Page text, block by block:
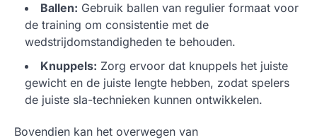
Ballen: Gebruik ballen van regulier formaat voor
de training om consistentie met de
wedstrijdomstandigheden te behouden.
Knuppels: Zorg ervoor dat knuppels het juiste
gewicht en de juiste lengte hebben, zodat spelers
de juiste sla-technieken kunnen ontwikkelen.
Bovendien kan het overwegen van